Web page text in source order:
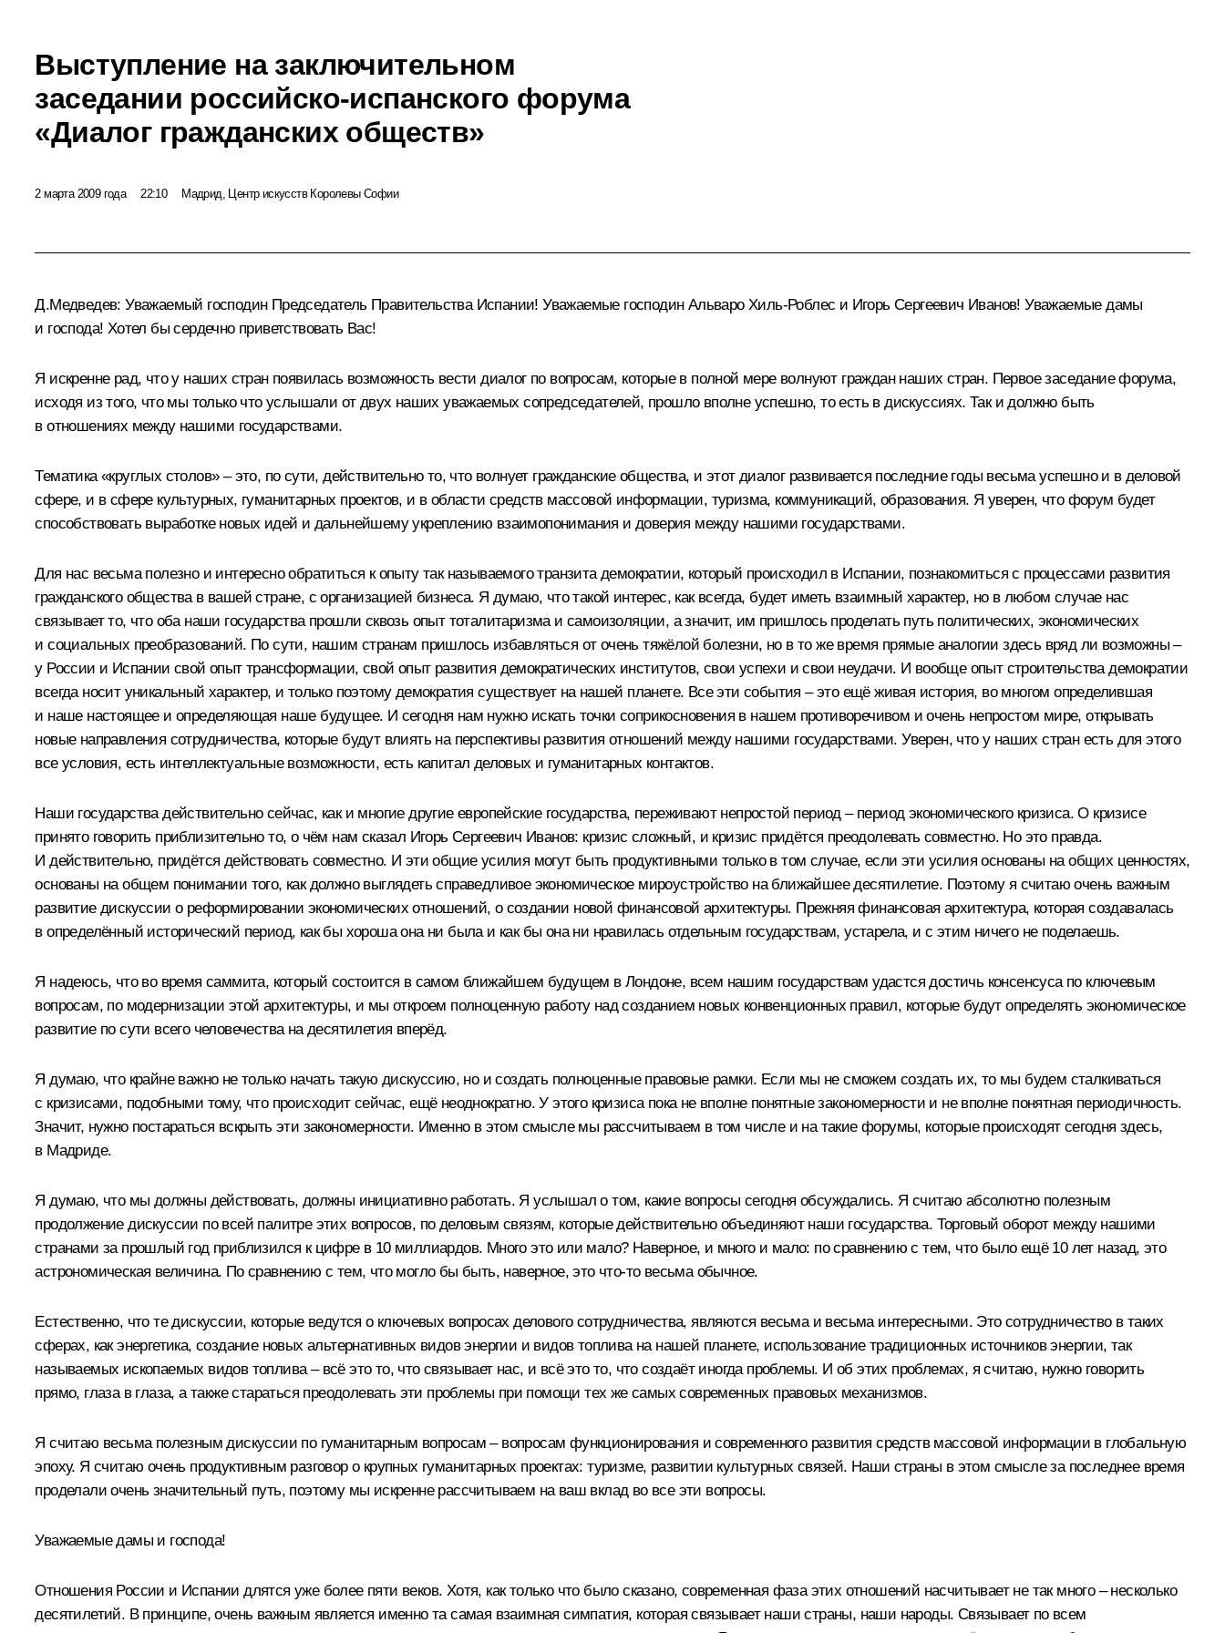
Выступление на заключительном
заседании российско-испанского форума
«Диалог гражданских обществ»
2 марта 2009 года 22:10 Мадрид, Центр искусств Королевы Софии
Д.Медведев: Уважаемый господин Председатель Правительства Испании! Уважаемые господин Альваро Хиль-Роблес и Игорь Сергеевич Иванов! Уважаемые дамы
и господа! Хотел бы сердечно приветствовать Вас!
Я искренне рад, что у наших стран появилась возможность вести диалог по вопросам, которые в полной мере волнуют граждан наших стран. Первое заседание форума,
исходя из того, что мы только что услышали от двух наших уважаемых сопредседателей, прошло вполне успешно, то есть в дискуссиях. Так и должно быть
в отношениях между нашими государствами.
Тематика «круглых столов» – это, по сути, действительно то, что волнует гражданские общества, и этот диалог развивается последние годы весьма успешно и в деловой
сфере, и в сфере культурных, гуманитарных проектов, и в области средств массовой информации, туризма, коммуникаций, образования. Я уверен, что форум будет
способствовать выработке новых идей и дальнейшему укреплению взаимопонимания и доверия между нашими государствами.
Для нас весьма полезно и интересно обратиться к опыту так называемого транзита демократии, который происходил в Испании, познакомиться с процессами развития
гражданского общества в вашей стране, с организацией бизнеса. Я думаю, что такой интерес, как всегда, будет иметь взаимный характер, но в любом случае нас
связывает то, что оба наши государства прошли сквозь опыт тоталитаризма и самоизоляции, а значит, им пришлось проделать путь политических, экономических
и социальных преобразований. По сути, нашим странам пришлось избавляться от очень тяжёлой болезни, но в то же время прямые аналогии здесь вряд ли возможны –
у России и Испании свой опыт трансформации, свой опыт развития демократических институтов, свои успехи и свои неудачи. И вообще опыт строительства демократии
всегда носит уникальный характер, и только поэтому демократия существует на нашей планете. Все эти события – это ещё живая история, во многом определившая
и наше настоящее и определяющая наше будущее. И сегодня нам нужно искать точки соприкосновения в нашем противоречивом и очень непростом мире, открывать
новые направления сотрудничества, которые будут влиять на перспективы развития отношений между нашими государствами. Уверен, что у наших стран есть для этого
все условия, есть интеллектуальные возможности, есть капитал деловых и гуманитарных контактов.
Наши государства действительно сейчас, как и многие другие европейские государства, переживают непростой период – период экономического кризиса. О кризисе
принято говорить приблизительно то, о чём нам сказал Игорь Сергеевич Иванов: кризис сложный, и кризис придётся преодолевать совместно. Но это правда.
И действительно, придётся действовать совместно. И эти общие усилия могут быть продуктивными только в том случае, если эти усилия основаны на общих ценностях,
основаны на общем понимании того, как должно выглядеть справедливое экономическое мироустройство на ближайшее десятилетие. Поэтому я считаю очень важным
развитие дискуссии о реформировании экономических отношений, о создании новой финансовой архитектуры. Прежняя финансовая архитектура, которая создавалась
в определённый исторический период, как бы хороша она ни была и как бы она ни нравилась отдельным государствам, устарела, и с этим ничего не поделаешь.
Я надеюсь, что во время саммита, который состоится в самом ближайшем будущем в Лондоне, всем нашим государствам удастся достичь консенсуса по ключевым
вопросам, по модернизации этой архитектуры, и мы откроем полноценную работу над созданием новых конвенционных правил, которые будут определять экономическое
развитие по сути всего человечества на десятилетия вперёд.
Я думаю, что крайне важно не только начать такую дискуссию, но и создать полноценные правовые рамки. Если мы не сможем создать их, то мы будем сталкиваться
с кризисами, подобными тому, что происходит сейчас, ещё неоднократно. У этого кризиса пока не вполне понятные закономерности и не вполне понятная периодичность.
Значит, нужно постараться вскрыть эти закономерности. Именно в этом смысле мы рассчитываем в том числе и на такие форумы, которые происходят сегодня здесь,
в Мадриде.
Я думаю, что мы должны действовать, должны инициативно работать. Я услышал о том, какие вопросы сегодня обсуждались. Я считаю абсолютно полезным
продолжение дискуссии по всей палитре этих вопросов, по деловым связям, которые действительно объединяют наши государства. Торговый оборот между нашими
странами за прошлый год приблизился к цифре в 10 миллиардов. Много это или мало? Наверное, и много и мало: по сравнению с тем, что было ещё 10 лет назад, это
астрономическая величина. По сравнению с тем, что могло бы быть, наверное, это что‑то весьма обычное.
Естественно, что те дискуссии, которые ведутся о ключевых вопросах делового сотрудничества, являются весьма и весьма интересными. Это сотрудничество в таких
сферах, как энергетика, создание новых альтернативных видов энергии и видов топлива на нашей планете, использование традиционных источников энергии, так
называемых ископаемых видов топлива – всё это то, что связывает нас, и всё это то, что создаёт иногда проблемы. И об этих проблемах, я считаю, нужно говорить
прямо, глаза в глаза, а также стараться преодолевать эти проблемы при помощи тех же самых современных правовых механизмов.
Я считаю весьма полезным дискуссии по гуманитарным вопросам – вопросам функционирования и современного развития средств массовой информации в глобальную
эпоху. Я считаю очень продуктивным разговор о крупных гуманитарных проектах: туризме, развитии культурных связей. Наши страны в этом смысле за последнее время
проделали очень значительный путь, поэтому мы искренне рассчитываем на ваш вклад во все эти вопросы.
Уважаемые дамы и господа!
Отношения России и Испании длятся уже более пяти веков. Хотя, как только что было сказано, современная фаза этих отношений насчитывает не так много – несколько
десятилетий. В принципе, очень важным является именно та самая взаимная симпатия, которая связывает наши страны, наши народы. Связывает по всем